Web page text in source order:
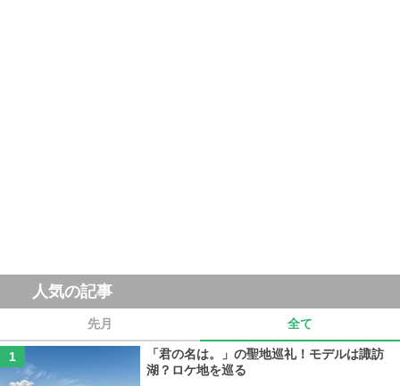
人気の記事
先月 全て
「君の名は。」の聖地巡礼！モデルは諏訪
湖？ロケ地を巡る